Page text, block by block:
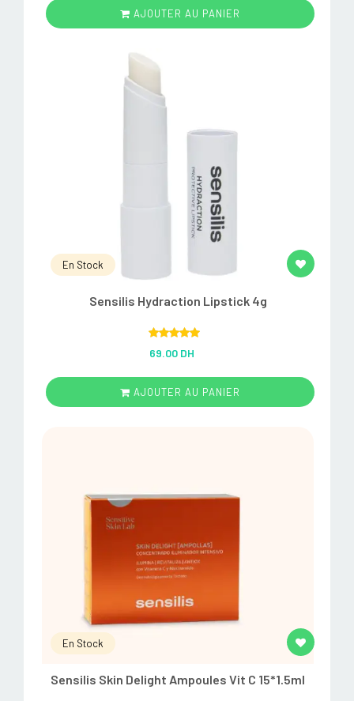
AJOUTER AU PANIER
En Stock
Sensilis Hydraction Lipstick 4g
out of 5
69.00 DH
AJOUTER AU PANIER
En Stock
Sensilis Skin Delight Ampoules Vit C 15*1.5ml